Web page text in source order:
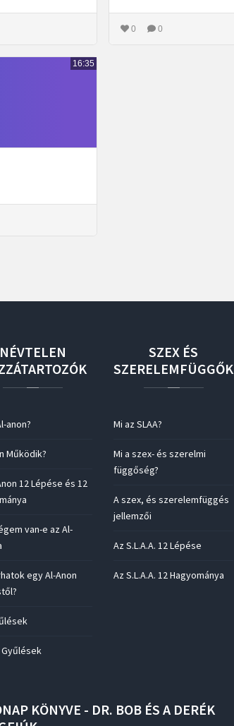
0 0
16:35
NÉVTELEN
anon?
Működik?
12 Lépése és 12
van-e az Al-
egy Al-Anon
SZEX ÉS
SZERELEMFÜGGŐK
Mi az SLAA?
Mi a szex- és szerelmi
függőség?
A szex, és szerelemfüggés
jellemzői
Az S.L.A.A. 12 Lépése
Az S.L.A.A. 12 Hagyománya
KÖNYVE - DR. BOB ÉS A DERÉK